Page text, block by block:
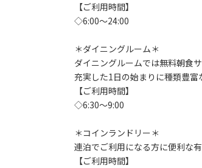
【ご利用時間】
◇6:00～24:00
＊ダイニングルーム＊
ダイニングルームでは無料朝食
充実した1日の始まりに種類豊富
【ご利用時間】
◇6:30～9:00
＊コインランドリー＊
連泊でご利用になる方に便利な
【ご利用時間】